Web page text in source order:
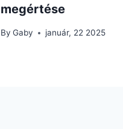
megértése
By Gaby január, 22 2025